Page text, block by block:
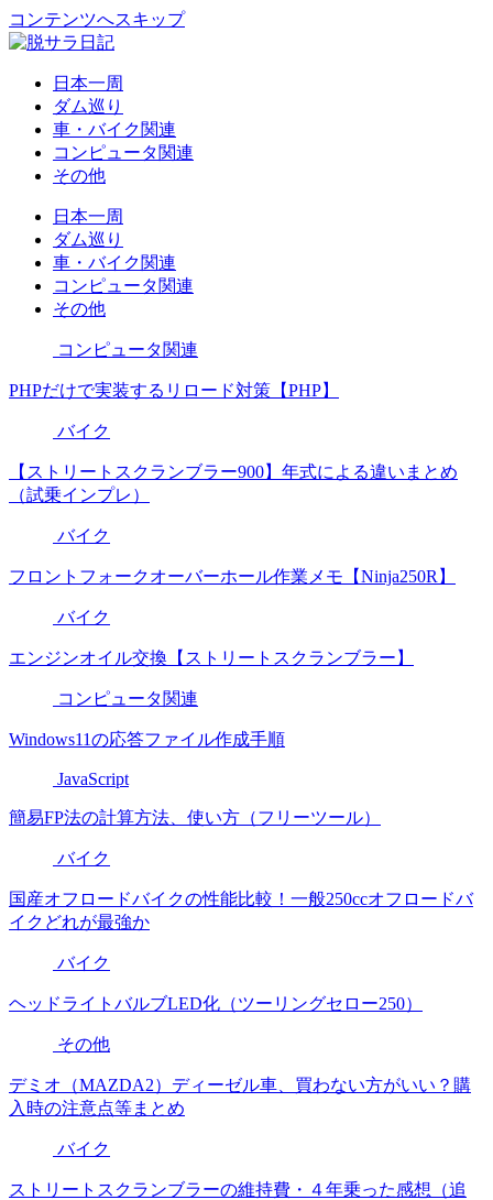
コンテンツへスキップ
日本一周
ダム巡り
車・バイク関連
コンピュータ関連
その他
日本一周
ダム巡り
車・バイク関連
コンピュータ関連
その他
コンピュータ関連
PHPだけで実装するリロード対策【PHP】
バイク
【ストリートスクランブラー900】年式による違いまとめ
（試乗インプレ）
バイク
フロントフォークオーバーホール作業メモ【Ninja250R】
バイク
エンジンオイル交換【ストリートスクランブラー】
コンピュータ関連
Windows11の応答ファイル作成手順
JavaScript
簡易FP法の計算方法、使い方（フリーツール）
バイク
国産オフロードバイクの性能比較！一般250ccオフロードバ
イクどれが最強か
バイク
ヘッドライトバルブLED化（ツーリングセロー250）
その他
デミオ（MAZDA2）ディーゼル車、買わない方がいい？購
入時の注意点等まとめ
バイク
ストリートスクランブラーの維持費・４年乗った感想（追